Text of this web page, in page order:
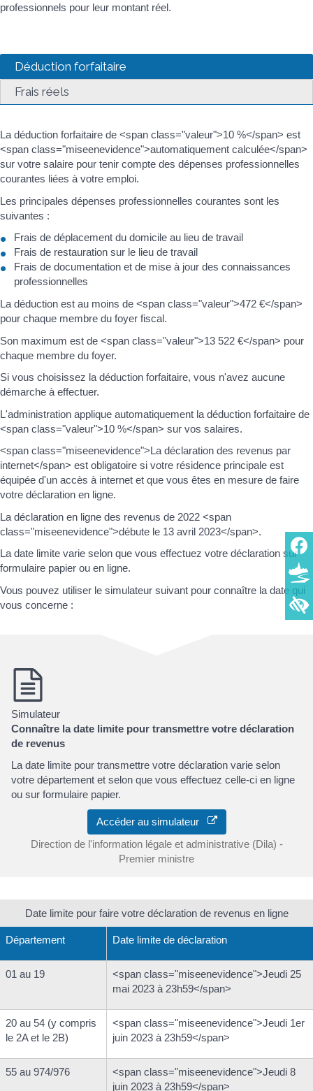
professionnels pour leur montant réel.
Déduction forfaitaire
Frais réels
La déduction forfaitaire de <span class="valeur">10 %</span> est
<span class="miseenevidence">automatiquement calculée</span>
sur votre salaire pour tenir compte des dépenses professionnelles
courantes liées à votre emploi.
Les principales dépenses professionnelles courantes sont les
suivantes :
Frais de déplacement du domicile au lieu de travail
Frais de restauration sur le lieu de travail
Frais de documentation et de mise à jour des connaissances
professionnelles
La déduction est au moins de <span class="valeur">472 €</span>
pour chaque membre du foyer fiscal.
Son maximum est de <span class="valeur">13 522 €</span> pour
chaque membre du foyer.
Si vous choisissez la déduction forfaitaire, vous n'avez aucune
démarche à effectuer.
L'administration applique automatiquement la déduction forfaitaire de
<span class="valeur">10 %</span> sur vos salaires.
<span class="miseenevidence">La déclaration des revenus par
internet</span> est obligatoire si votre résidence principale est
équipée d'un accès à internet et que vous êtes en mesure de faire
votre déclaration en ligne.
La déclaration en ligne des revenus de 2022 <span
class="miseenevidence">débute le 13 avril 2023</span>.
La date limite varie selon que vous effectuez votre déclaration sur
formulaire papier ou en ligne.
Vous pouvez utiliser le simulateur suivant pour connaître la date qui
vous concerne :
Simulateur
Connaître la date limite pour transmettre votre déclaration
de revenus
La date limite pour transmettre votre déclaration varie selon
votre département et selon que vous effectuez celle-ci en ligne
ou sur formulaire papier.
Accéder au simulateur
Direction de l'information légale et administrative (Dila) -
Premier ministre
Date limite pour faire votre déclaration de revenus en ligne
Département Date limite de déclaration
01 au 19
<span class="miseenevidence">Jeudi 25
mai 2023 à 23h59</span>
20 au 54 (y compris
le 2A et le 2B)
<span class="miseenevidence">Jeudi 1er
juin 2023 à 23h59</span>
55 au 974/976
<span class="miseenevidence">Jeudi 8
juin 2023 à 23h59</span>